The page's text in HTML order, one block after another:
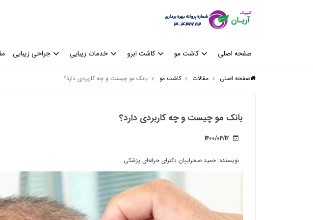
صفحه اصلی کاشت مو کاشت ابرو خدمات زیبایی جراحی زیبایی
صفحه اصلی مقالات کاشت مو بانک مو چیست و چه کاربردی دارد؟
بانک مو چیست و چه کاربردی دارد؟
1400/04/12
نویسنده: حمید صحراییان دکترای حرفه‌ای پزشکی